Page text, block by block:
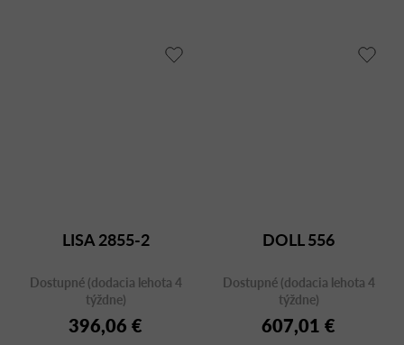
LISA 2855-2
Dostupné (dodacia lehota 4
týždne)
396,06 €
DOLL 556
Dostupné (dodacia lehota 4
týždne)
607,01 €